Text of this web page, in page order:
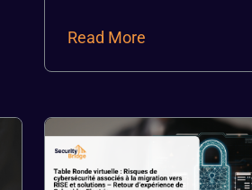
Read More